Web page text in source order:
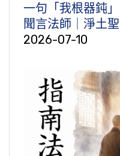
一句「我根器鈍
聞言法師｜淨土
2026-07-10